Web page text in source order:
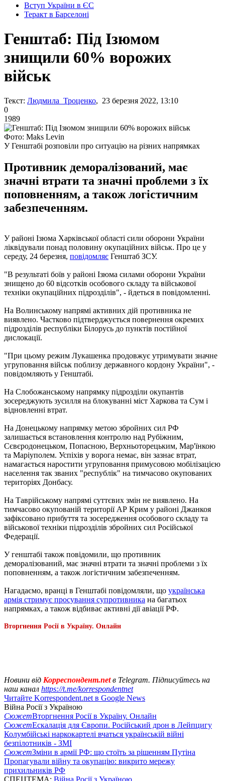
Вступ України в ЄС
Теракт в Барселоні
Генштаб: Під Ізюмом
знищили 60% ворожих
військ
Текст: Людмила Троценко, 23 березня 2022, 13:10
0
1989
Фото: Maks Levin
У Генштабі розповіли про ситуацію на різних напрямках
Противник деморалізований, має
значні втрати та значні проблеми з їх
поповненням, а також логістичним
забезпеченням.
У районі Ізюма Харківської області сили оборони України
ліквідували понад половину окупаційних військ. Про це у
середу, 24 березня, повідомляє Генштаб ЗСУ.
"В результаті боїв у районі Ізюма силами оборони України
знищено до 60 відсотків особового складу та військової
техніки окупаційних підрозділів", - йдеться в повідомленні.
На Волинському напрямі активних дій противника не
виявлено. Частково підтверджується повернення окремих
підрозділів республіки Білорусь до пунктів постійної
дислокації.
"При цьому режим Лукашенка продовжує утримувати значне
угруповання військ поблизу державного кордону України", -
повідомляють у Генштабі.
На Слобожанському напрямку підрозділи окупантів
зосереджують зусилля на блокуванні міст Харкова та Сум і
відновленні втрат.
На Донецькому напрямку метою збройних сил РФ
залишається встановлення контролю над Рубіжним,
Сєвєродонецьком, Попасною, Верхньоторецьким, Мар'їнкою
та Маріуполем. Успіхів у ворога немає, він зазнає втрат,
намагається наростити угруповання примусовою мобілізацією
населення так званих "республік" на тимчасово окупованих
територіях Донбасу.
На Таврійському напрямі суттєвих змін не виявлено. На
тимчасово окупованій території АР Крим у районі Джанкоя
зафіксовано прибуття та зосередження особового складу та
військової техніки підрозділів збройних сил Російської
Федерації.
У генштабі також повідомили, що противник
деморалізований, має значні втрати та значні проблеми з їх
поповненням, а також логістичним забезпеченням.
Нагадаємо, вранці в Генштабі повідомляли, що українська
армія стримує просування супротивника на багатьох
напрямках, а також відбиває активні дії авіації РФ.
Вторгнення Росії в Україну. Онлайн
Новини від Корреспондент.netв Telegram. Підписуйтесь на
наш канал https://t.me/korrespondentnet
Читайте Korrespondent.net в Google News
Війна Росії з Україною
СюжетВторгнення Росії в Україну. Онлайн
СюжетЕскалація для Європи. Російський дрон в Лейпцигу
Колумбійські наркокартелі вчаться українській війні
безпілотників - ЗМІ
СюжетЗміни в армії РФ: що стоїть за рішенням Путіна
Пропагували війну та окупацію: викрито мережу
прихильників РФ
СПЕЦТЕМА: Війна Росії з Україною